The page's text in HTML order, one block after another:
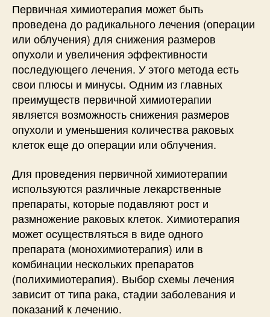
Первичная химиотерапия может быть
проведена до радикального лечения (операции
или облучения) для снижения размеров
опухоли и увеличения эффективности
последующего лечения. У этого метода есть
свои плюсы и минусы. Одним из главных
преимуществ первичной химиотерапии
является возможность снижения размеров
опухоли и уменьшения количества раковых
клеток еще до операции или облучения.
Для проведения первичной химиотерапии
используются различные лекарственные
препараты, которые подавляют рост и
размножение раковых клеток. Химиотерапия
может осуществляться в виде одного
препарата (монохимиотерапия) или в
комбинации нескольких препаратов
(полихимиотерапия). Выбор схемы лечения
зависит от типа рака, стадии заболевания и
показаний к лечению.